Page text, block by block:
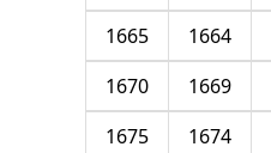
1664
1665
1669
1670
1674
1675